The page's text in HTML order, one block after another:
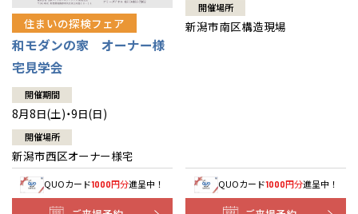
住まいの探検フェア
和モダンの家 オーナー様
宅見学会
開催期間
8月8日(土)・9日(日)
開催場所
新潟市西区オーナー様宅
QUOカード1000円分進呈中！
開催場所
新潟市南区構造現場
QUOカード1000円分進呈中！